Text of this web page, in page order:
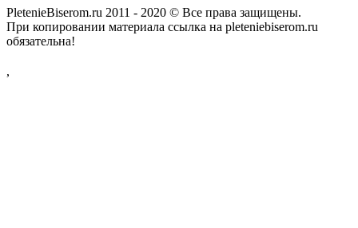
PletenieBiserom.ru 2011 - 2020 © Все права защищены.
При копировании материала ссылка на pleteniebiserom.ru
обязательна!
,